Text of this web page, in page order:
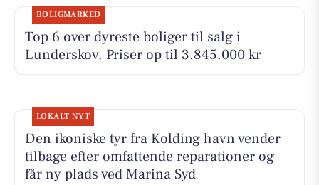
BOLIGMARKED
Top 6 over dyreste boliger til salg i
Lunderskov. Priser op til 3.845.000 kr
LOKALT NYT
Den ikoniske tyr fra Kolding havn vender
tilbage efter omfattende reparationer og
får ny plads ved Marina Syd